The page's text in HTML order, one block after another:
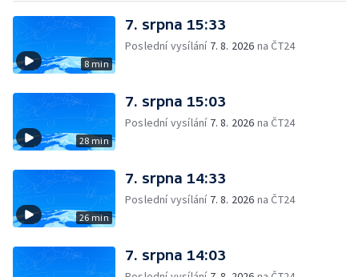
8 min
7. srpna 15:33
Poslední vysílání 7. 8. 2026 na ČT24
28 min
7. srpna 15:03
Poslední vysílání 7. 8. 2026 na ČT24
26 min
7. srpna 14:33
Poslední vysílání 7. 8. 2026 na ČT24
7. srpna 14:03